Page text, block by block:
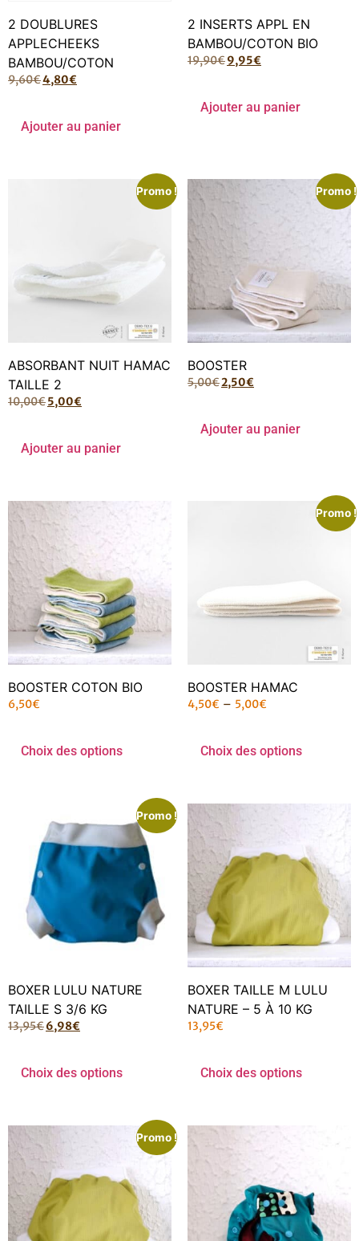
2 DOUBLURES
APPLECHEEKS
BAMBOU/COTON
9,60€4,80€
Ajouter au panier
2 INSERTS APPL EN
BAMBOU/COTON BIO
19,90€9,95€
Ajouter au panier
Promo !
ABSORBANT NUIT HAMAC
TAILLE 2
10,00€5,00€
Ajouter au panier
Promo !
BOOSTER
5,00€2,50€
Ajouter au panier
BOOSTER COTON BIO
6,50€
Choix des options
Promo !
BOOSTER HAMAC
4,50€ – 5,00€
Choix des options
Promo !
BOXER LULU NATURE
TAILLE S 3/6 KG
13,95€6,98€
Choix des options
BOXER TAILLE M LULU
NATURE – 5 À 10 KG
13,95€
Choix des options
Promo !